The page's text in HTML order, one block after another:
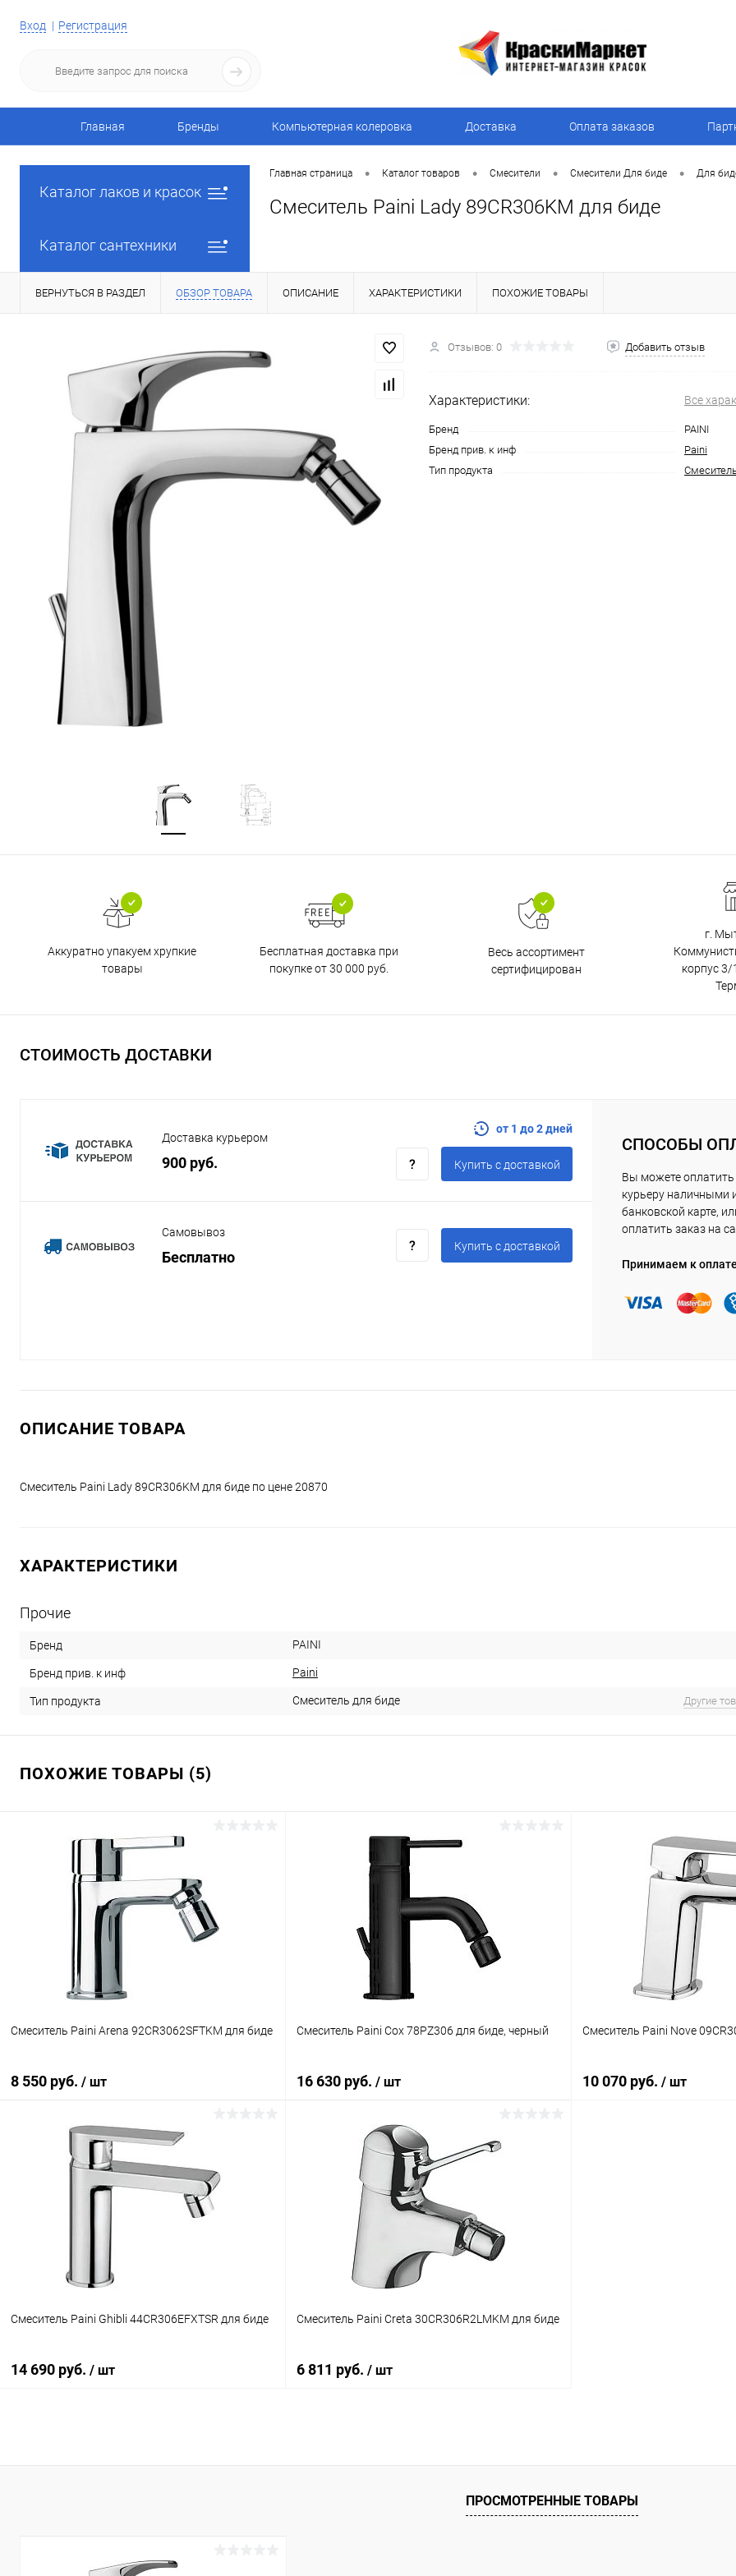
Вход Регистрация
Главная Бренды Компьютерная колеровка Доставка Оплата заказов
Каталог лаков и красок
Каталог сантехники
Главная страница • Каталог товаров • Смесители • Смесители Для биде • Для
Смеситель Paini Lady 89CR306KM для биде
ВЕРНУТЬСЯ В РАЗДЕЛ ОБЗОР ТОВАРА ОПИСАНИЕ ХАРАКТЕРИСТИКИ ПОХОЖИЕ ТОВАРЫ
Отзывов: 0 Добавить отзыв
Характеристики: Все
Бренд
PAINI
Бренд прив. к инф
Paini
Тип продукта
Аккуратно упакуем хрупкие
товары
Бесплатная доставка при
покупке от 30 000 руб.
Весь ассортимент
сертифицирован
г.
корпус 3/
СТОИМОСТЬ ДОСТАВКИ
Доставка курьером
900 руб.
от 1 до 2 дней
Купить c доставкой
Самовывоз
Бесплатно
Купить c доставкой
СПОСОБЫ
Вы можете оплатить
курьеру наличными
банковской карте,
оплатить заказ на
Принимаем к
ОПИСАНИЕ ТОВАРА
Смеситель Paini Lady 89CR306KM для биде по цене 20870
ХАРАКТЕРИСТИКИ
Прочие
Бренд PAINI
Бренд прив. к инф Paini
Тип продукта Смеситель для биде Другие
ПОХОЖИЕ ТОВАРЫ (5)
Смеситель Paini Arena 92CR3062SFTKM для биде
8 550 руб. / шт
В корзину
Купить в 1 клик Сравнение
Под заказ
Смеситель Paini Cox 78PZ306 для биде, черный
16 630 руб. / шт
В корзину
Купить в 1 клик
В избранное Под заказ
Смеситель Paini Nove
10 070 руб. / шт
Смеситель Paini Ghibli 44CR306EFXTSR для биде
14 690 руб. / шт
Смеситель Paini Creta 30CR306R2LMKM для биде
6 811 руб. / шт
Под заказ
ПРОСМОТРЕННЫЕ ТОВАРЫ